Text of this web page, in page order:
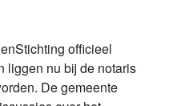
officieel
liggen nu bij de notaris
De gemeente